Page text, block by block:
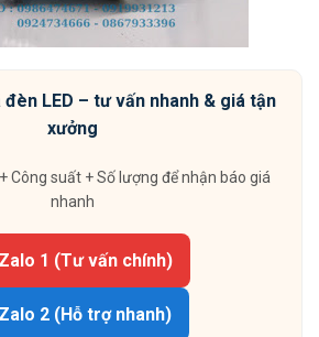
đèn LED – tư vấn nhanh & giá tận
xưởng
Công suất + Số lượng để nhận báo giá
nhanh
Zalo 1 (Tư vấn chính)
Zalo 2 (Hỗ trợ nhanh)